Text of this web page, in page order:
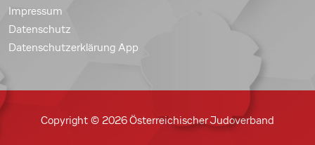
Impressum
Datenschutz
Datenschutzerklärung App
Copyright © 2026 Österreichischer Judoverband